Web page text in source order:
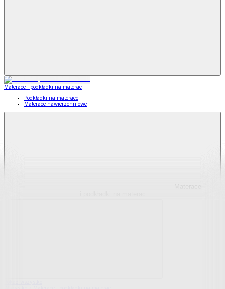
Materace i podkładki na materac
Podkładki na materace
Materace nawierzchniowe